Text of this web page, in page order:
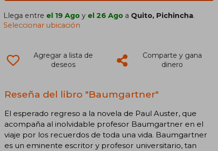
Llega entre el 19 Ago y el 26 Ago a Quito, Pichincha.
Seleccionar ubicación
Agregar a lista de
deseos
Comparte y gana
dinero
Reseña del libro "Baumgartner"
El esperado regreso a la novela de Paul Auster, que
acompaña al inolvidable profesor Baumgartner en el
viaje por los recuerdos de toda una vida. Baumgartner
es un eminente escritor y profesor universitario, tan